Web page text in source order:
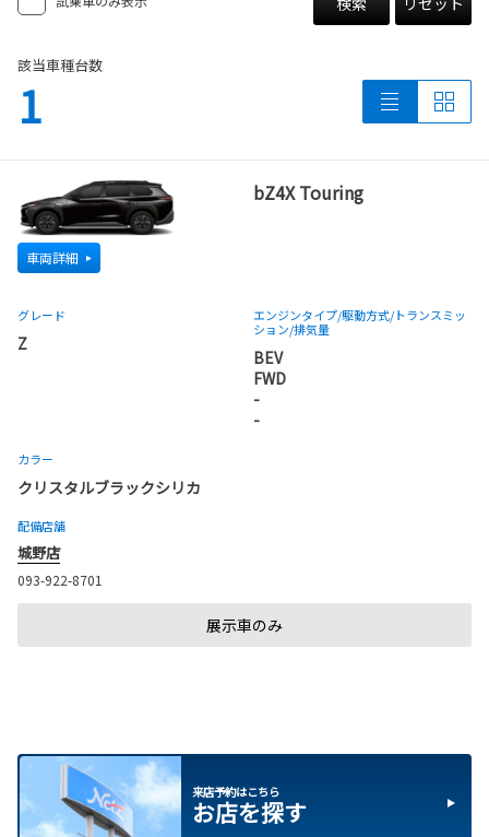
該当車種台数
1
bZ4X Touring
車両詳細
グレード
Z
エンジンタイプ/駆動方式/トランスミッ
ション/排気量
BEV
FWD
-
-
カラー
クリスタルブラックシリカ
配備店舗
城野店
093-922-8701
展示車のみ
来店予約はこちら
お店を探す